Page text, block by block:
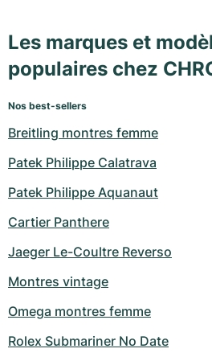
Les marques et
populaires chez
Nos best-sellers
Breitling montres femme
Patek Philippe Calatrava
Patek Philippe Aquanaut
Cartier Panthere
Jaeger Le-Coultre Reverso
Montres vintage
Omega montres femme
Rolex Submariner No Date